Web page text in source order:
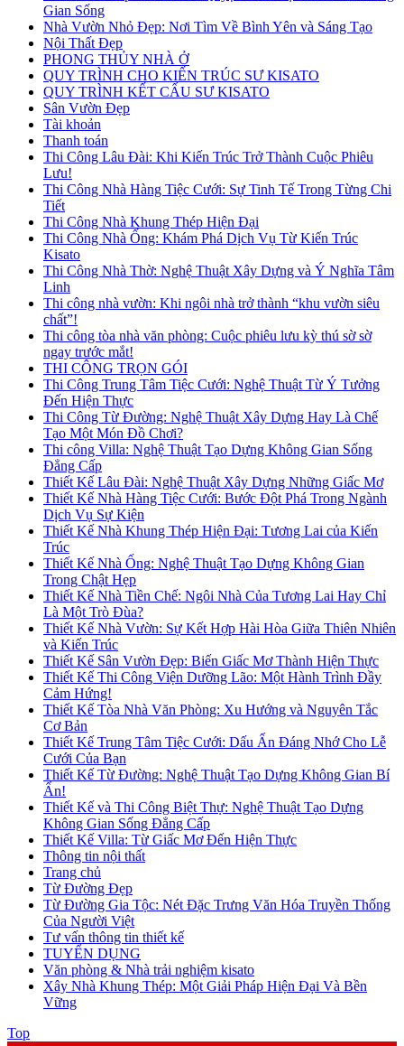
Gian Sống
Nhà Vườn Nhỏ Đẹp: Nơi Tìm Về Bình Yên và Sáng Tạo
Nội Thất Đẹp
PHONG THỦY NHÀ Ở
QUY TRÌNH CHO KIẾN TRÚC SƯ KISATO
QUY TRÌNH KẾT CẤU SƯ KISATO
Sân Vườn Đẹp
Tài khoản
Thanh toán
Thi Công Lâu Đài: Khi Kiến Trúc Trở Thành Cuộc Phiêu
Lưu!
Thi Công Nhà Hàng Tiệc Cưới: Sự Tinh Tế Trong Từng Chi
Tiết
Thi Công Nhà Khung Thép Hiện Đại
Thi Công Nhà Ống: Khám Phá Dịch Vụ Từ Kiến Trúc
Kisato
Thi Công Nhà Thờ: Nghệ Thuật Xây Dựng và Ý Nghĩa Tâm
Linh
Thi công nhà vườn: Khi ngôi nhà trở thành “khu vườn siêu
chất”!
Thi công tòa nhà văn phòng: Cuộc phiêu lưu kỳ thú sờ sờ
ngay trước mắt!
THI CÔNG TRỌN GÓI
Thi Công Trung Tâm Tiệc Cưới: Nghệ Thuật Từ Ý Tưởng
Đến Hiện Thực
Thi Công Từ Đường: Nghệ Thuật Xây Dựng Hay Là Chế
Tạo Một Món Đồ Chơi?
Thi công Villa: Nghệ Thuật Tạo Dựng Không Gian Sống
Đẳng Cấp
Thiết Kế Lâu Đài: Nghệ Thuật Xây Dựng Những Giấc Mơ
Thiết Kế Nhà Hàng Tiệc Cưới: Bước Đột Phá Trong Ngành
Dịch Vụ Sự Kiện
Thiết Kế Nhà Khung Thép Hiện Đại: Tương Lai của Kiến
Trúc
Thiết Kế Nhà Ống: Nghệ Thuật Tạo Dựng Không Gian
Trong Chật Hẹp
Thiết Kế Nhà Tiền Chế: Ngôi Nhà Của Tương Lai Hay Chỉ
Là Một Trò Đùa?
Thiết Kế Nhà Vườn: Sự Kết Hợp Hài Hòa Giữa Thiên Nhiên
và Kiến Trúc
Thiết Kế Sân Vườn Đẹp: Biến Giấc Mơ Thành Hiện Thực
Thiết Kế Thi Công Viện Dưỡng Lão: Một Hành Trình Đầy
Cảm Hứng!
Thiết Kế Tòa Nhà Văn Phòng: Xu Hướng và Nguyên Tắc
Cơ Bản
Thiết Kế Trung Tâm Tiệc Cưới: Dấu Ấn Đáng Nhớ Cho Lễ
Cưới Của Bạn
Thiết Kế Từ Đường: Nghệ Thuật Tạo Dựng Không Gian Bí
Ẩn!
Thiết Kế và Thi Công Biệt Thự: Nghệ Thuật Tạo Dựng
Không Gian Sống Đẳng Cấp
Thiết Kế Villa: Từ Giấc Mơ Đến Hiện Thực
Thông tin nội thất
Trang chủ
Từ Đường Đẹp
Từ Đường Gia Tộc: Nét Đặc Trưng Văn Hóa Truyền Thống
Của Người Việt
Tư vấn thông tin thiết kế
TUYỂN DỤNG
Văn phòng & Nhà trải nghiệm kisato
Xây Nhà Khung Thép: Một Giải Pháp Hiện Đại Và Bền
Vững
Top